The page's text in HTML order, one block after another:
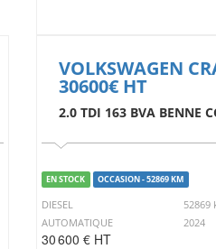
VOLKSWAGEN
30600€ HT
2.0 TDI 163 BVA BENNE
EN STOCK OCCASION - 52869 KM
DIESEL
52869
AUTOMATIQUE
2024
30 600 € HT